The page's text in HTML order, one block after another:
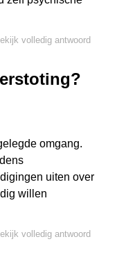
volledig antwoord
omgang.
uiten over
willen
volledig antwoord